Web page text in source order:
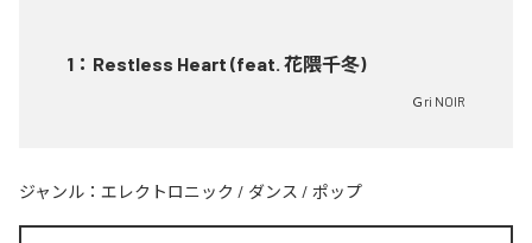
1 ： Restless Heart (feat. 花隈千冬)
Ｇri NOIR
ジャンル： エレクトロニック / ダンス / ポップ